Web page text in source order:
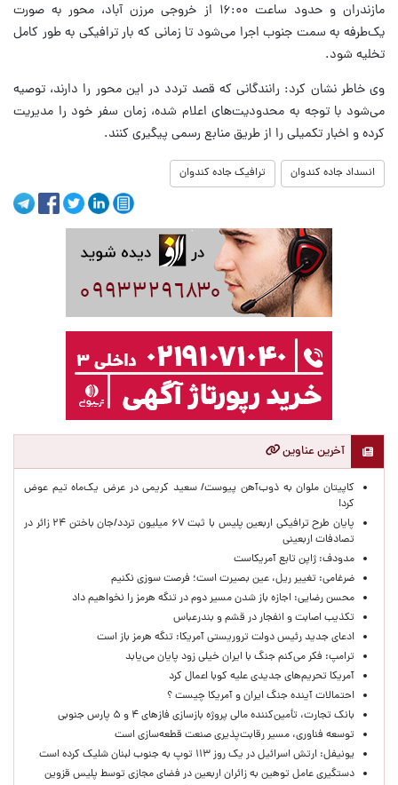
مازندران و حدود ساعت ۱۶:۰۰ از خروجی مرزن آباد، محور به صورت
یک‌طرفه به سمت جنوب اجرا می‌شود تا زمانی که بار ترافیکی به طور کامل
تخلیه شود.
وی خاطر نشان کرد: رانندگانی که قصد تردد در این محور را دارند، توصیه
می‌شود با توجه به محدودیت‌های اعلام شده، زمان سفر خود را مدیریت
کرده و اخبار تکمیلی را از طریق منابع رسمی پیگیری کنند.
انسداد جاده کندوان ترافیک جاده کندوان
آخرین عناوین
کاپیتان ملوان به ذوب‌آهن پیوست/ سعید کریمی در عرض یک‌ماه تیم عوض
کرد!
پایان طرح ترافیکی اربعین پلیس با ثبت ۶۷ میلیون تردد/جان باختن ۲۴ زائر در
تصادفات اربعینی
مدودف: ژاپن تابع آمریکاست
ضرغامی: تغییر ریل، عین بصیرت است؛ فرصت سوزی نکنیم
محسن رضایی: اجازه باز شدن مسیر دوم در تنگه هرمز را نخواهیم داد
تکذیب اصابت و انفجار در قشم و بندرعباس
ادعای جدید رئیس دولت تروریستی آمریکا: تنگه هرمز باز است
ترامپ: فکر می‌کنم جنگ با ایران خیلی زود پایان می‌یابد
آمریکا تحریم‌های جدیدی علیه کوبا اعمال کرد
احتمالات آینده جنگ ایران و آمریکا چیست ؟
بانک تجارت، تأمین‌کننده مالی پروژه بازسازی فازهای ۴ و ۵ پارس جنوبی
توسعه فناوری، مسیر رقابت‌پذیری صنعت قطعه‌سازی است
یونیفل: ارتش اسرائیل در یک روز ۱۱۳ توپ به جنوب لبنان شلیک کرده است
دستگیری عامل توهین به زائران اربعین در فضای مجازی توسط پلیس قزوین